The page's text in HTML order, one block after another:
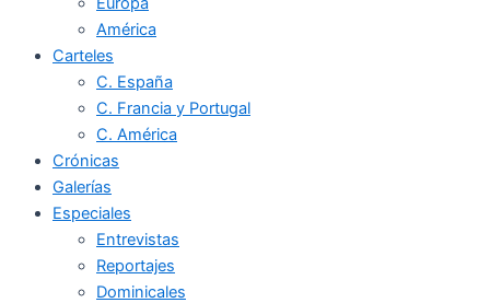
América
Carteles
C. España
C. Francia y Portugal
C. América
Crónicas
Galerías
Especiales
Entrevistas
Reportajes
Dominicales